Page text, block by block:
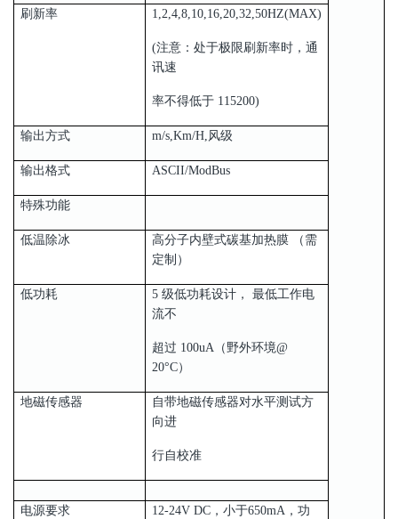
刷新率 1,2,4,8,10,16,20,32,50HZ(MAX)
(注意：处于极限刷新率时，通
讯速
率不得低于 115200)
输出方式 m/s,Km/H,风级
输出格式 ASCII/ModBus
特殊功能
低温除冰
高分子内壁式碳基加热膜 （需
定制）
低功耗
5 级低功耗设计， 最低工作电
流不
超过 100uA（野外环境@
20°C）
地磁传感器
自带地磁传感器对水平测试方
向进
行自校准
电源要求
12-24V DC，小于650mA，功